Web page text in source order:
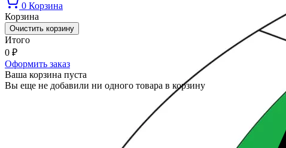
0 Корзина
Корзина
Очистить корзину
Итого
0 ₽
Оформить заказ
Ваша корзина пуста
Вы еще не добавили ни одного товара в корзину